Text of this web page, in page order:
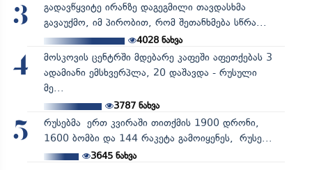
3
გადავწყვიტე ირანზე დაგეგმილი თავდასხმა
გავაუქმო, იმ პირობით, რომ შეთანხმება სწრა...
4028ნახვა
4
მოსკოვის ცენტრში მდებარე კაფეში აფეთქებას 3
ადამიანი ემსხვერპლა, 20 დაშავდა - რუსული
მე...
3787ნახვა
5
რუსებმა ერთ კვირაში თითქმის 1900 დრონი,
1600 ბომბი და 144 რაკეტა გამოიყენეს, რუსე...
3645ნახვა